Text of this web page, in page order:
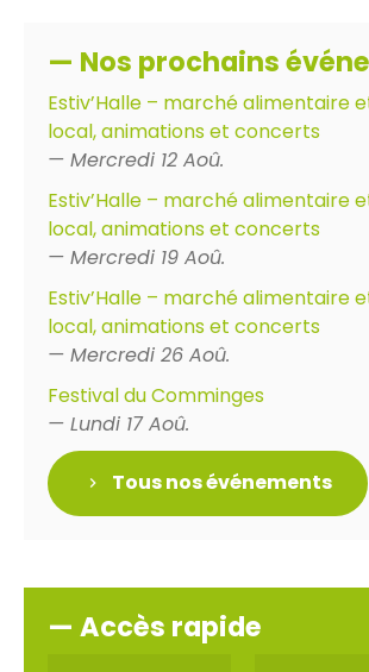
— Nos prochains
Estiv’Halle – marché alimentaire
local, animations et concerts
— Mercredi 12 Aoû.
Estiv’Halle – marché alimentaire
local, animations et concerts
— Mercredi 19 Aoû.
Estiv’Halle – marché alimentaire
local, animations et concerts
— Mercredi 26 Aoû.
Festival du Comminges
— Lundi 17 Aoû.
Tous nos événements
— Accès rapide